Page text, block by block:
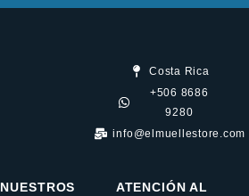
Costa Rica
+506 8686
9280
info@elmuellestore.com
NUESTROS
ATENCIÓN AL